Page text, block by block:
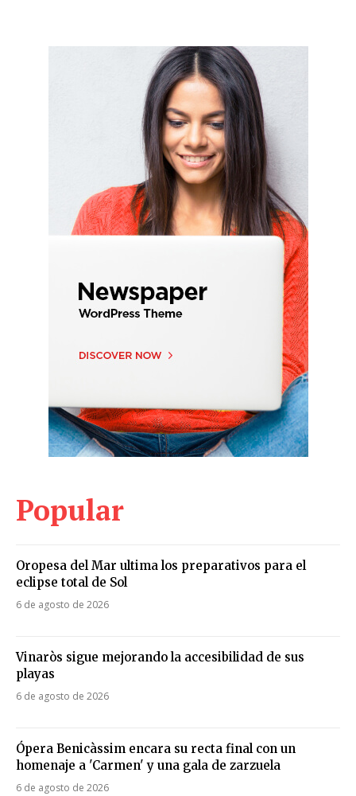
Popular
Oropesa del Mar ultima los preparativos para el
eclipse total de Sol
6 de agosto de 2026
Vinaròs sigue mejorando la accesibilidad de sus
playas
6 de agosto de 2026
Ópera Benicàssim encara su recta final con un
homenaje a 'Carmen' y una gala de zarzuela
6 de agosto de 2026